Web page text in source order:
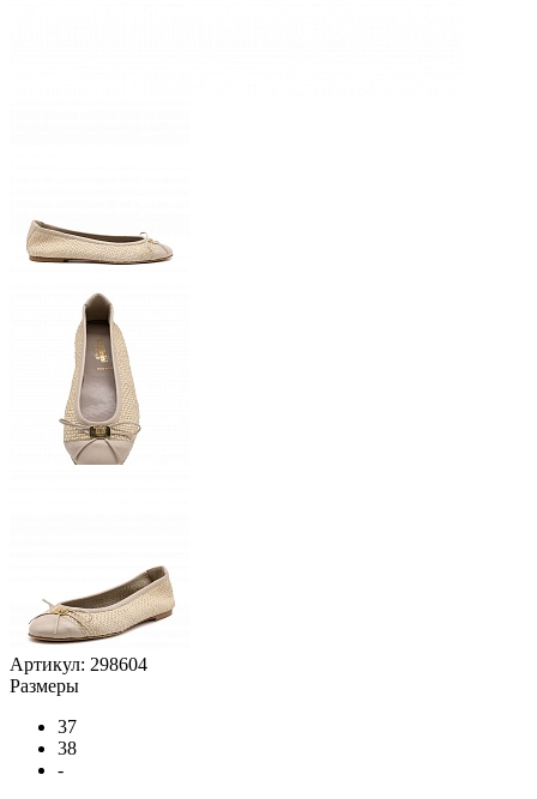
Артикул: 298604
Размеры
37
38
-